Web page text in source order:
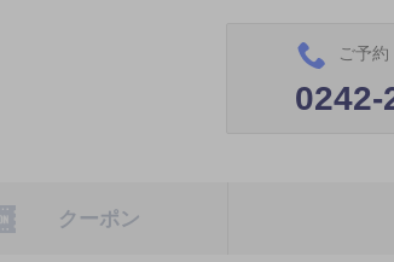
ご予
0242-
クーポン